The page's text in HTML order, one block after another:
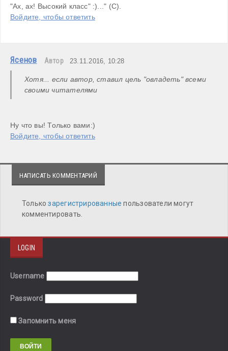
"Ах, ах! Высокий класс" :)..." (С).
Войдите, чтобы ответить
Ясенов Автор 23.11.2016, 10:28
Хотя... если автор, ставил цель "овладеть" всеми
своими читателями
Ну что вы! Только вами:)
Войдите, чтобы ответить
НАПИСАТЬ КОММЕНТАРИЙ
Толькозарегистрированныепользователи могут
комментировать.
LOGIN
Username
Password
Запомнить меня